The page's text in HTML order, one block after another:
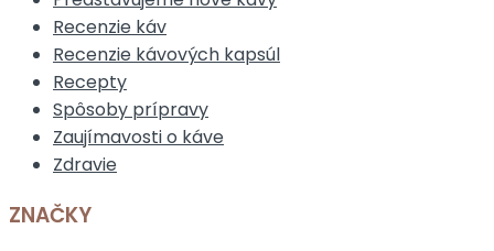
Recenzie káv
Recenzie kávových kapsúl
Recepty
Spôsoby prípravy
Zaujímavosti o káve
Zdravie
ZNAČKY